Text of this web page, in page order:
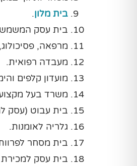
בית מלון.
בית עסק המשמש
מרפאה,
מעבדה רפואית.
מועדון קלפים
משרד בעל מקצוע
בית עבוט (עסק
גלריה לאומנות.
בית מסחר
בית עסק